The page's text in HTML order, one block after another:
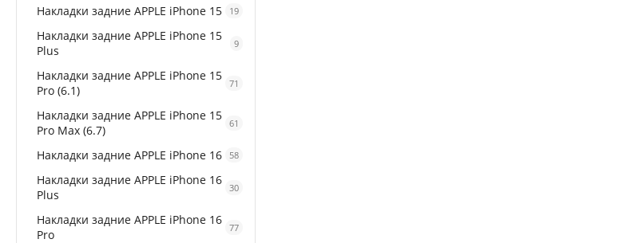
Накладки задние APPLE iPhone 15 19
Накладки задние APPLE iPhone 15
Plus
9
Накладки задние APPLE iPhone 15
Pro (6.1)
71
Накладки задние APPLE iPhone 15
Pro Max (6.7)
61
Накладки задние APPLE iPhone 16 58
Накладки задние APPLE iPhone 16
Plus
30
Накладки задние APPLE iPhone 16
Pro
77